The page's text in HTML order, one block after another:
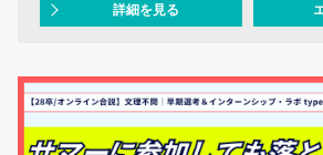
詳細を見る